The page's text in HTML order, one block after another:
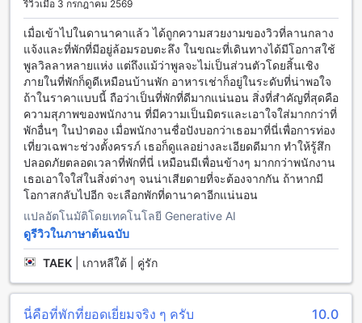
ผ่อนคลายและเล่นน้ำได้ในบรรยากาศที่สดชื่น และถ้าคุณชอบ
ทะเล สามารถเดินไปที่หาดส่วนตัวของรีสอร์ทหรือนั่งพักผ่อนที่บาร์
ริมสระว่ายน้ำได้ นอกจากนี้ยังมีกิจกรรมดำน้ำ คานู, ห้องโยคะ
และการดำน้ำหาดในสถานที่ ที่นี่คุณจะไม่มีเวลาเบื่อเลย
สิ่งอำนวยความสะดวกที่เดอะ นาคา ภูเก็ต วิลลา (มาตรฐาน SHA
Plus+)
เดอะ นาคา ภูเก็ต วิลลา (มาตรฐาน SHA Plus+) มีสิ่งอำนวย
ความสะดวกที่หลากหลายเพื่อให้คุณมีประสบการณ์การเข้าพักที่
สะดวกสบายและประทับใจได้อย่างสูงสุด สิ่งอำนวยความสะดวกที่
คุณสามารถใช้ได้ระหว่างการเข้าพักที่นี่รวมถึงบริการซักรีดผ้า,
บริการห้องพัก, ตู้นิรภัย, บริการห้องเช็คอิน, อินเทอร์เน็ตไร้สายใน
พื้นที่สาธารณะ, พื้นที่สูบบุหรี่ที่กำหนด, อินเทอร์เน็ตไร้สายฟรีใน
ทุกห้อง, บริการซักผ้าแห้ง, การจัดเก็บกระเป๋าเดินทาง, และการ
ทำความสะอาดห้องประจำวัน
สิ่งอำนวยความสะดวกในการเดินทางที่เดอะ นาคา ภูเก็ต วิลลา
(มาตรฐาน SHA Plus+)
รีวิวเมื่อ 3 กรกฎาคม 2569
เมื่อเข้าไปในดานาคาแล้ว ได้ถูกความสวยงามของวิวที่ลานกลาง
แจ้งและที่พักที่มีอยู่ล้อมรอบตะลึง ในขณะที่เดินทางได้มีโอกาสใช้
พูลวิลลาหลายแห่ง แต่ถึงแม้ว่าพูลจะไม่เป็นส่วนตัวโดยสิ้นเชิง
ภายในที่พักก็ดูดีเหมือนบ้านพัก อาหารเช่าก็อยู่ในระดับที่น่าพอใจ
ถ้าในราคาแบบนี้ ถือว่าเป็นที่พักที่ดีมากแน่นอน สิ่งที่สำคัญที่สุดคือ
ความสุภาพของพนักงาน ที่มีความเป็นมิตรและเอาใจใส่มากกว่าที่
พักอื่นๆ ในป่าตอง เมื่อพนักงานชื่อปังบอกว่าเธอมาที่นี่เพื่อการท่อง
เที่ยวเฉพาะช่วงตั้งครรภ์ เธอก็ดูแลอย่างละเอียดดีมาก ทำให้รู้สึก
ปลอดภัยตลอดเวลาที่พักที่นี่ เหมือนมีเพื่อนข้างๆ มากกว่าพนักงาน
เธอเอาใจใส่ในสิ่งต่างๆ จนน่าเสียดายที่จะต้องจากกัน ถ้าหากมี
โอกาสกลับไปอีก จะเลือกพักที่ดานาคาอีกแน่นอน
แปลอัตโนมัติโดยเทคโนโลยี Generative AI
ดูรีวิวในภาษาต้นฉบับ
TAEK เกาหลีใต้ | คู่รัก
นี่คือที่พักที่ยอดเยี่ยมจริง ๆ ครับ 10.0